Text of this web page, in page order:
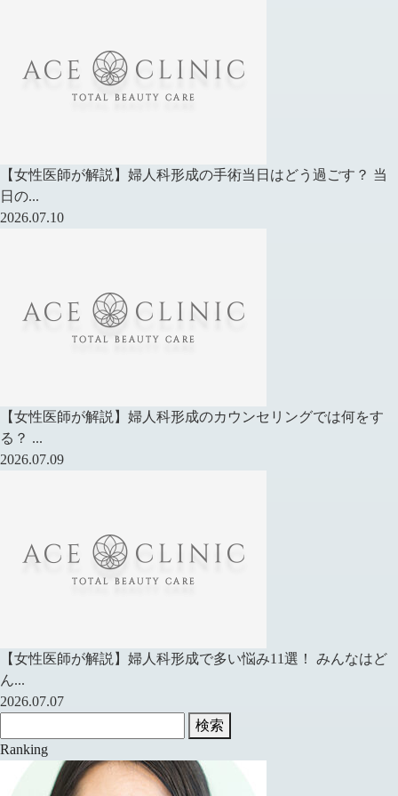
【女性医師が解説】婦人科形成の手術当日はどう過ごす？ 当
日の...
2026.07.10
【女性医師が解説】婦人科形成のカウンセリングでは何をす
る？ ...
2026.07.09
【女性医師が解説】婦人科形成で多い悩み11選！ みんなはど
ん...
2026.07.07
検索
Ranking